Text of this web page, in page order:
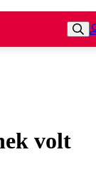
volt